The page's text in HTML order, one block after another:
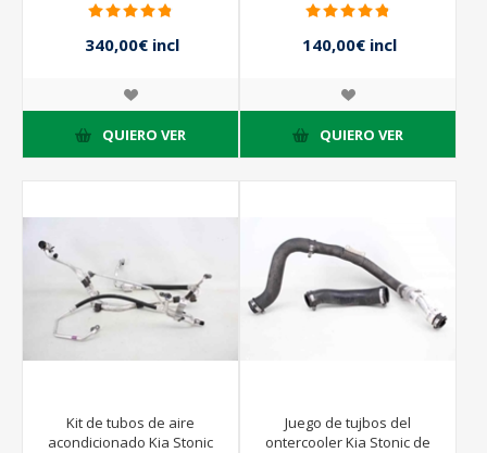
- 91950H8570 - KEFICO
340,00€ incl
QUIERO VER
140,00€ incl
QUIERO VER
Kit de tubos de aire
acondicionado Kia Stonic
Juego de tujbos del
ontercooler Kia Stonic de